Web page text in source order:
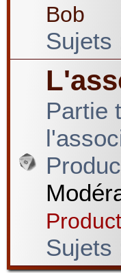
Bob
Sujets
Partie
Sujets